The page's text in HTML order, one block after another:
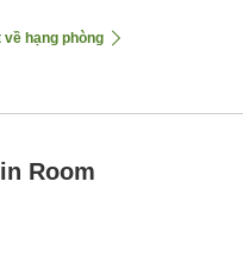
hạng phòng
Room